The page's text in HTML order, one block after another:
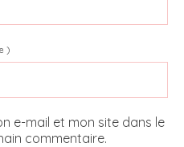
)
e-mail et mon site dans le
commentaire.